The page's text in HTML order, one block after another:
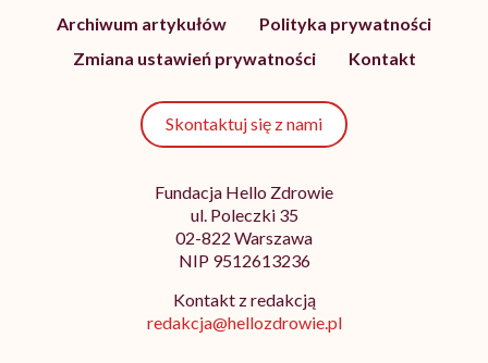
Archiwum artykułów
Polityka prywatności
Zmiana ustawień prywatności
Kontakt
Skontaktuj się z nami
Fundacja Hello Zdrowie
ul. Poleczki 35
02-822 Warszawa
NIP 9512613236
Kontakt z redakcją
redakcja@hellozdrowie.pl